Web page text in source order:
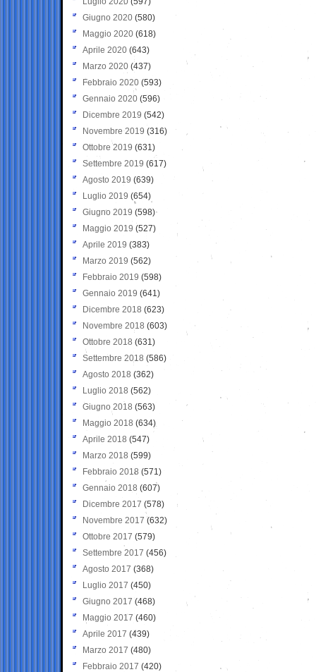
Giugno 2020 (580)
Maggio 2020 (618)
Aprile 2020 (643)
Marzo 2020 (437)
Febbraio 2020 (593)
Gennaio 2020 (596)
Dicembre 2019 (542)
Novembre 2019 (316)
Ottobre 2019 (631)
Settembre 2019 (617)
Agosto 2019 (639)
Luglio 2019 (654)
Giugno 2019 (598)
Maggio 2019 (527)
Aprile 2019 (383)
Marzo 2019 (562)
Febbraio 2019 (598)
Gennaio 2019 (641)
Dicembre 2018 (623)
Novembre 2018 (603)
Ottobre 2018 (631)
Settembre 2018 (586)
Agosto 2018 (362)
Luglio 2018 (562)
Giugno 2018 (563)
Maggio 2018 (634)
Aprile 2018 (547)
Marzo 2018 (599)
Febbraio 2018 (571)
Gennaio 2018 (607)
Dicembre 2017 (578)
Novembre 2017 (632)
Ottobre 2017 (579)
Settembre 2017 (456)
Agosto 2017 (368)
Luglio 2017 (450)
Giugno 2017 (468)
Maggio 2017 (460)
Aprile 2017 (439)
Marzo 2017 (480)
Febbraio 2017 (420)